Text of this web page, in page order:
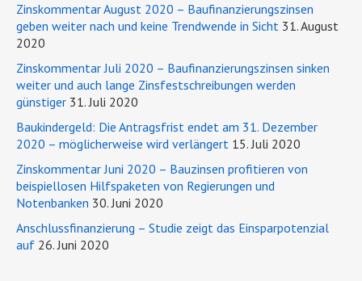
Zinskommentar August 2020 – Baufinanzierungszinsen
geben weiter nach und keine Trendwende in Sicht 31. August
2020
Zinskommentar Juli 2020 – Baufinanzierungszinsen sinken
weiter und auch lange Zinsfestschreibungen werden
günstiger 31. Juli 2020
Baukindergeld: Die Antragsfrist endet am 31. Dezember
2020 – möglicherweise wird verlängert 15. Juli 2020
Zinskommentar Juni 2020 – Bauzinsen profitieren von
beispiellosen Hilfspaketen von Regierungen und
Notenbanken 30. Juni 2020
Anschlussfinanzierung – Studie zeigt das Einsparpotenzial
auf 26. Juni 2020